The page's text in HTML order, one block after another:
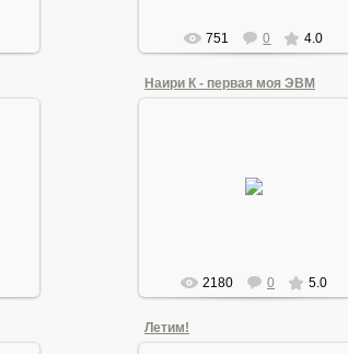
751 0 4.0
Наири К - первая моя ЭВМ
программу
2180 0 5.0
Летим!